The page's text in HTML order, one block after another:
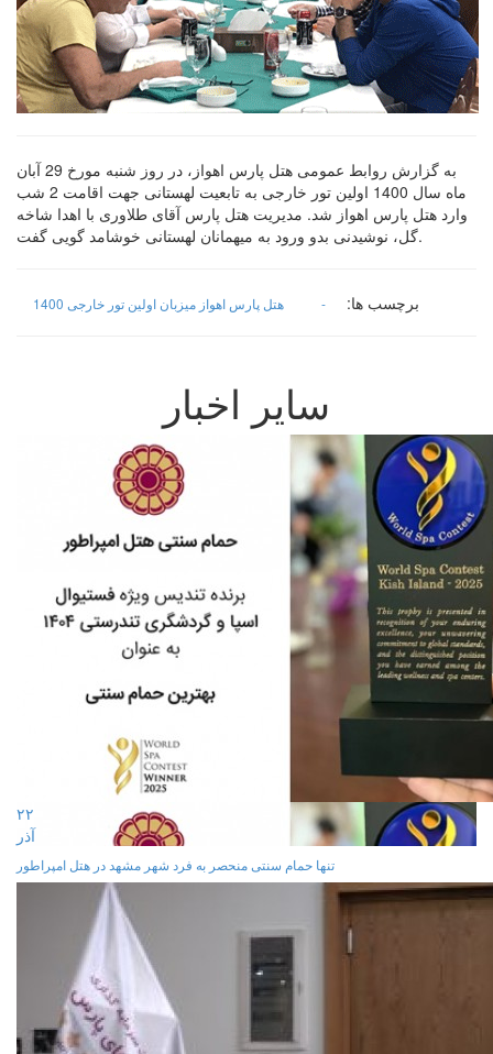
به گزارش روابط عمومی هتل پارس اهواز، در روز شنبه مورخ 29 آبان
ماه سال 1400 اولین تور خارجی به تابعیت لهستانی جهت اقامت 2 شب
وارد هتل پارس اهواز شد. مدیریت هتل پارس آقای طلاوری با اهدا شاخه
گل، نوشیدنی بدو ورود به میهمانان لهستانی خوشامد گویی گفت.
برچسب ها: - هتل پارس اهواز میزبان اولین تور خارجی 1400
سایر اخبار
۲۲
آذر
تنها حمام سنتی منحصر به فرد شهر مشهد در هتل امپراطور